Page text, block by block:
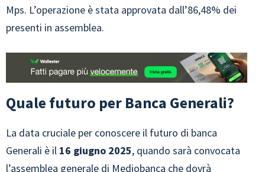
Mps. L’operazione è stata approvata dall’86,48% dei
presenti in assemblea.
Quale futuro per Banca Generali?
La data cruciale per conoscere il futuro di banca
Generali è il 16 giugno 2025, quando sarà convocata
l’assemblea generale di Mediobanca che dovrà